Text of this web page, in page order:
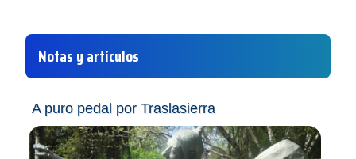
Notas y artículos
A puro pedal por Traslasierra